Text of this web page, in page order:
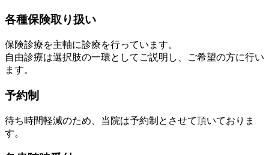
各種保険取り扱い
保険診療を主軸に診療を行っています。
自由診療は選択肢の一環としてご説明し、ご希望の方に行い
ます。
予約制
待ち時間軽減のため、当院は予約制とさせて頂いておりま
す。